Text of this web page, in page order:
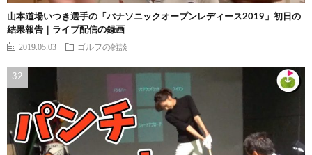
山本道場いつき選手の「パナソニックオープンレディース2019」初日の
結果報告｜ライブ配信の録画
2019.05.03 ゴルフの雑談